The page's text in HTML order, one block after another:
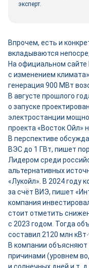
эксперт.
Впрочем, есть и
вкладываются
На официальном
с изменением
генерация 900 МВт
В августе прошлого
о запуске
электростанции
проекта «Восток Ойл»
В перспективе
ВЭС до 1 ГВт, пишет
Лидером среди
альтернативных
«Лукойл». В 2024 году
за счёт ВИЭ, пишет
компания
стоит отметить
с 2023 годом. Тогда
составил 2120 млн
В компании объясняют
причинами (уровнем